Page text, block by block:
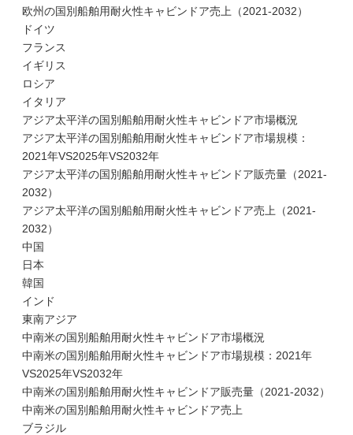
欧州の国別船舶用耐火性キャビンドア売上（2021-2032）
ドイツ
フランス
イギリス
ロシア
イタリア
アジア太平洋の国別船舶用耐火性キャビンドア市場概況
アジア太平洋の国別船舶用耐火性キャビンドア市場規模：
2021年VS2025年VS2032年
アジア太平洋の国別船舶用耐火性キャビンドア販売量（2021-
2032）
アジア太平洋の国別船舶用耐火性キャビンドア売上（2021-
2032）
中国
日本
韓国
インド
東南アジア
中南米の国別船舶用耐火性キャビンドア市場概況
中南米の国別船舶用耐火性キャビンドア市場規模：2021年
VS2025年VS2032年
中南米の国別船舶用耐火性キャビンドア販売量（2021-2032）
中南米の国別船舶用耐火性キャビンドア売上
ブラジル